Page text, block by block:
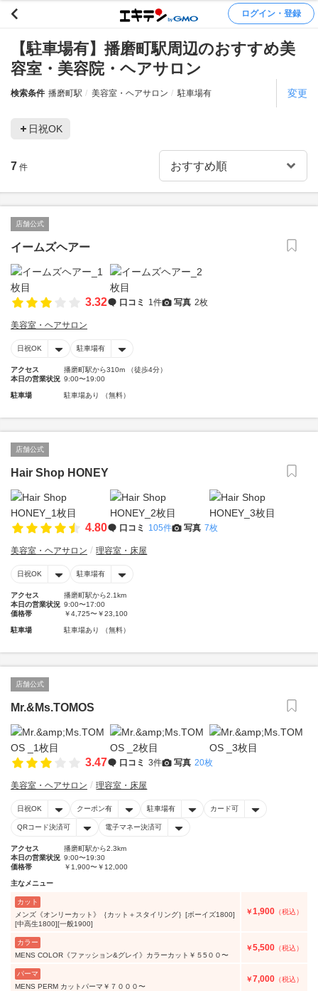
ログイン・登録
【駐車場有】播磨町駅周辺のおすすめ美
容室・美容院・ヘアサロン
検索条件 播磨町駅 美容室・ヘアサロン 駐車場有 変更
日祝OK
7 件
店舗公式
イームズヘアー
3.32 口コミ 1件 写真 2枚
美容室・ヘアサロン
日祝OK 駐車場有
アクセス
播磨町駅から310m （徒歩4分）
本日の営業状況 9:00〜19:00
駐車場 駐車場あり （無料）
店舗公式
Hair Shop HONEY
4.80 口コミ 105件 写真 7枚
美容室・ヘアサロン 理容室・床屋
日祝OK 駐車場有
アクセス
播磨町駅から2.1km
本日の営業状況 9:00〜17:00
価格帯
￥4,725〜￥23,100
駐車場 駐車場あり （無料）
店舗公式
Mr.&Ms.TOMOS
3.47 口コミ 3件 写真 20枚
美容室・ヘアサロン 理容室・床屋
日祝OK クーポン有 駐車場有 カード可
QRコード決済可 電子マネー決済可
アクセス
播磨町駅から2.3km
本日の営業状況 9:00〜19:30
価格帯
￥1,900〜￥12,000
主なメニュー
カット
メンズ《オンリーカット》｛カット＋スタイリング｝[ボーイズ1800]
[中高生1800][一般1900]
￥1,900 （税込）
カラー
MENS COLOR《ファッション&グレイ》カラーカット￥５5００〜
￥5,500 （税込）
パーマ
MENS PERM カットパーマ￥７０００〜
￥7,000 （税込）